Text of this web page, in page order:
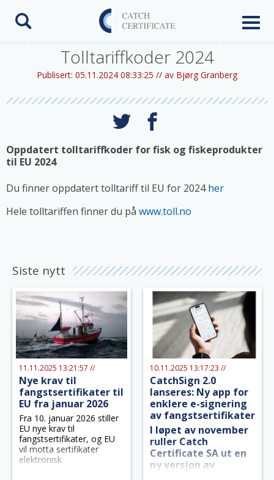
Toggle
Tolltariffkoder 2024
Publisert: 05.11.2024 08:33:25 // av Bjørg Granberg
Oppdatert tolltariffkoder for fisk og fiskeprodukter
til EU 2024
Du finner oppdatert tolltariff til EU for 2024 her
Hele tolltariffen finner du på www.toll.no
Siste nytt
11.11.2025 13:21:57 //
Nye krav til
fangstsertifikater til
EU fra januar 2026
Fra 10. januar 2026 stiller
EU nye krav til
fangstsertifikater, og EU
vil motta sertifikater
elektronisk.
10.11.2025 13:17:23 //
CatchSign 2.0
lanseres: Ny app for
enklere e-signering
av fangstsertifikater
I løpet av november
ruller Catch
Certificate SA ut en
ny versjon av